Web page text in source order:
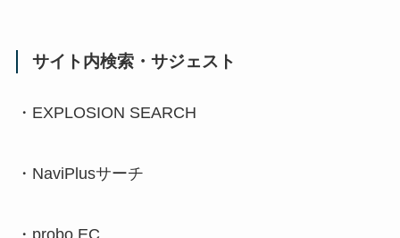
サイト内検索・サジェスト
・ EXPLOSION SEARCH
・ NaviPlusサーチ
・ probo EC